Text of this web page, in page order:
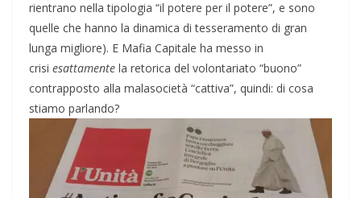
rientrano nella tipologia “il potere per il potere”, e sono
quelle che hanno la dinamica di tesseramento di gran
lunga migliore). E Mafia Capitale ha messo in
crisi esattamente la retorica del volontariato “buono”
contrapposto alla malasocietà “cattiva”, quindi: di cosa
stiamo parlando?